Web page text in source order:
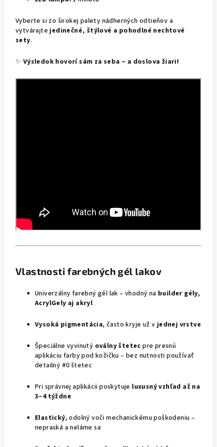
Vyberte si zo širokej palety nádherných odtieňov a
vytvárajtejedinečné, štýlové a pohodlné nechtové
sety.
✨ Výsledok hovorí sám za seba – a doslova žiari!
Vlastnosti farebných gél lakov
Univerzálny farebný gél lak – vhodný na builder gély,
AcrylGely aj akryl
Vysoká pigmentácia, často kryje už vjednej vrstve
Špeciálne vyvinutý oválny štetec pre presnú
aplikáciu farby pod kožičku – bez nutnosti používať
detailný #0 štetec
Pri správnej aplikácii poskytuje luxusný vzhľad až na
3–4 týždne
Elastický, odolný voči mechanickému poškodeniu –
nepraská a neláme sa